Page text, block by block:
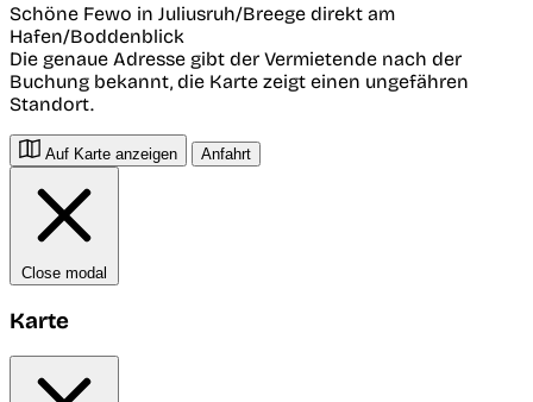
Schöne Fewo in Juliusruh/Breege direkt am
Hafen/Boddenblick
Die genaue Adresse gibt der Vermietende nach der
Buchung bekannt, die Karte zeigt einen ungefähren
Standort.
Auf Karte anzeigen Anfahrt
Close modal
Karte